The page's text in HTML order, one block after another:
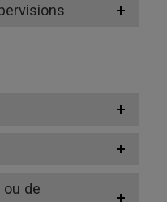
de